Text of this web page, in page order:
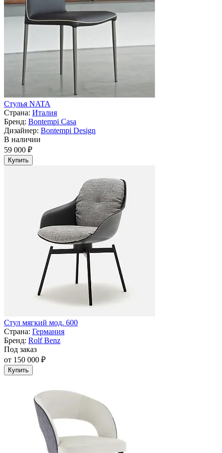
Стулья NATA
Страна: Италия
Бренд: Bontempi Casa
Дизайнер: Bontempi Design
В наличии
59 000 ₽
Купить
Стул мягкий мод. 600
Страна: Германия
Бренд: Rolf Benz
Под заказ
от 150 000 ₽
Купить